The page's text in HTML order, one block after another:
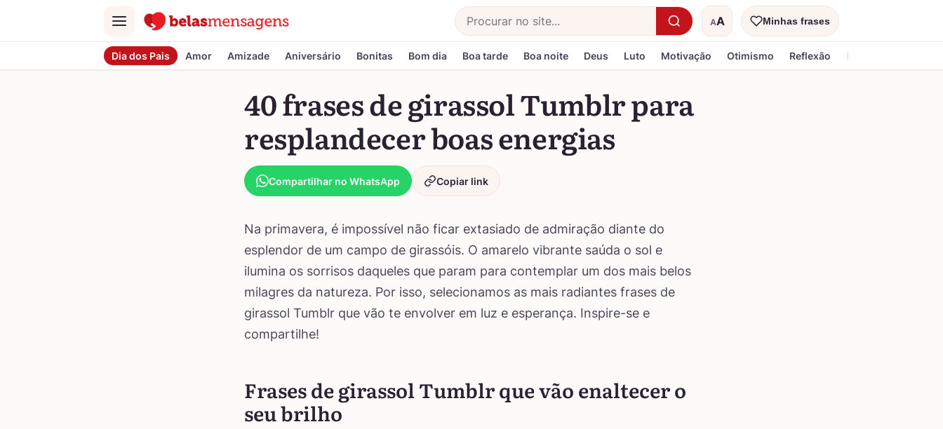
Menu
Buscar AA
Tamanho do textoMinhas frases
Dia dos Pais Amor Amizade Aniversário Bonitas Bom dia Boa tarde Boa noite Deus Luto Motivação Otimismo Reflexão Religiosa
40 frases de girassol Tumblr para
resplandecer boas energias
Compartilhar no WhatsApp Copiar link
Na primavera, é impossível não ficar extasiado de admiração diante do
esplendor de um campo de girassóis. O amarelo vibrante saúda o sol e
ilumina os sorrisos daqueles que param para contemplar um dos mais belos
milagres da natureza. Por isso, selecionamos as mais radiantes frases de
girassol Tumblr que vão te envolver em luz e esperança. Inspire-se e
compartilhe!
Frases de girassol Tumblr que vão enaltecer o
seu brilho